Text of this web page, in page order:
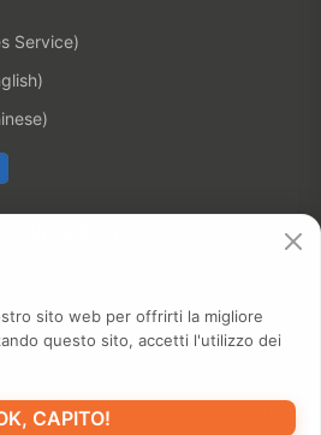
Service)
LTD.INFORMATIVA SULLA PRIVACY
sito web per offrirti la migliore
questo sito, accetti l'utilizzo dei
CAPITO!